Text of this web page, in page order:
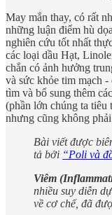
May mắn thay, có rất
những luận điểm hù
nghiên cứu tốt nhất
các loại dầu Hạt,
chắn có ảnh hưởng
và sức khỏe tim mạch
tìm và bổ sung thêm
(phần lớn chúng ta tiêu
nhưng cũng không
Bài viết được
tả bởi “Poli và
Viêm
nhiều suy diễn
về cơ chế, đã